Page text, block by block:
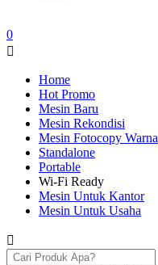
0
Home
Hot Promo
Mesin Baru
Mesin Rekondisi
Mesin Fotocopy Warna
Standalone
Portable
Wi-Fi Ready
Mesin Untuk Kantor
Mesin Untuk Usaha